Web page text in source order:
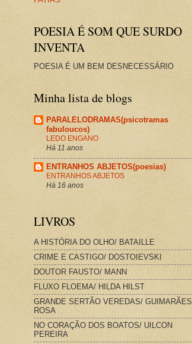
POESIA É SOM QUE SURDO
INVENTA
POESIA É UM BEM DESNECESSÁRIO
Minha lista de blogs
PARALELODRAMAS(psicotramas
fabuloucos)
LEDO ENGANO
Há 11 anos
ENTRANHOS ABJETOS(poesias)
ENTRANHOS ABJETOS
Há 16 anos
LIVROS
A HISTÓRIA DO OLHO/ BATAILLE
CRIME E CASTIGO/ DOSTOIEVSKI
DOUTOR FAUSTO/ MANN
FLUXO FLOEMA/ HILDA HILST
GRANDE SERTÃO VEREDAS/ GUIMARÃES
ROSA
NO CORAÇÃO DOS BOATOS/ UILCON
PEREIRA